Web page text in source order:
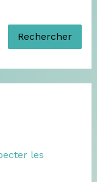
Rechercher
les